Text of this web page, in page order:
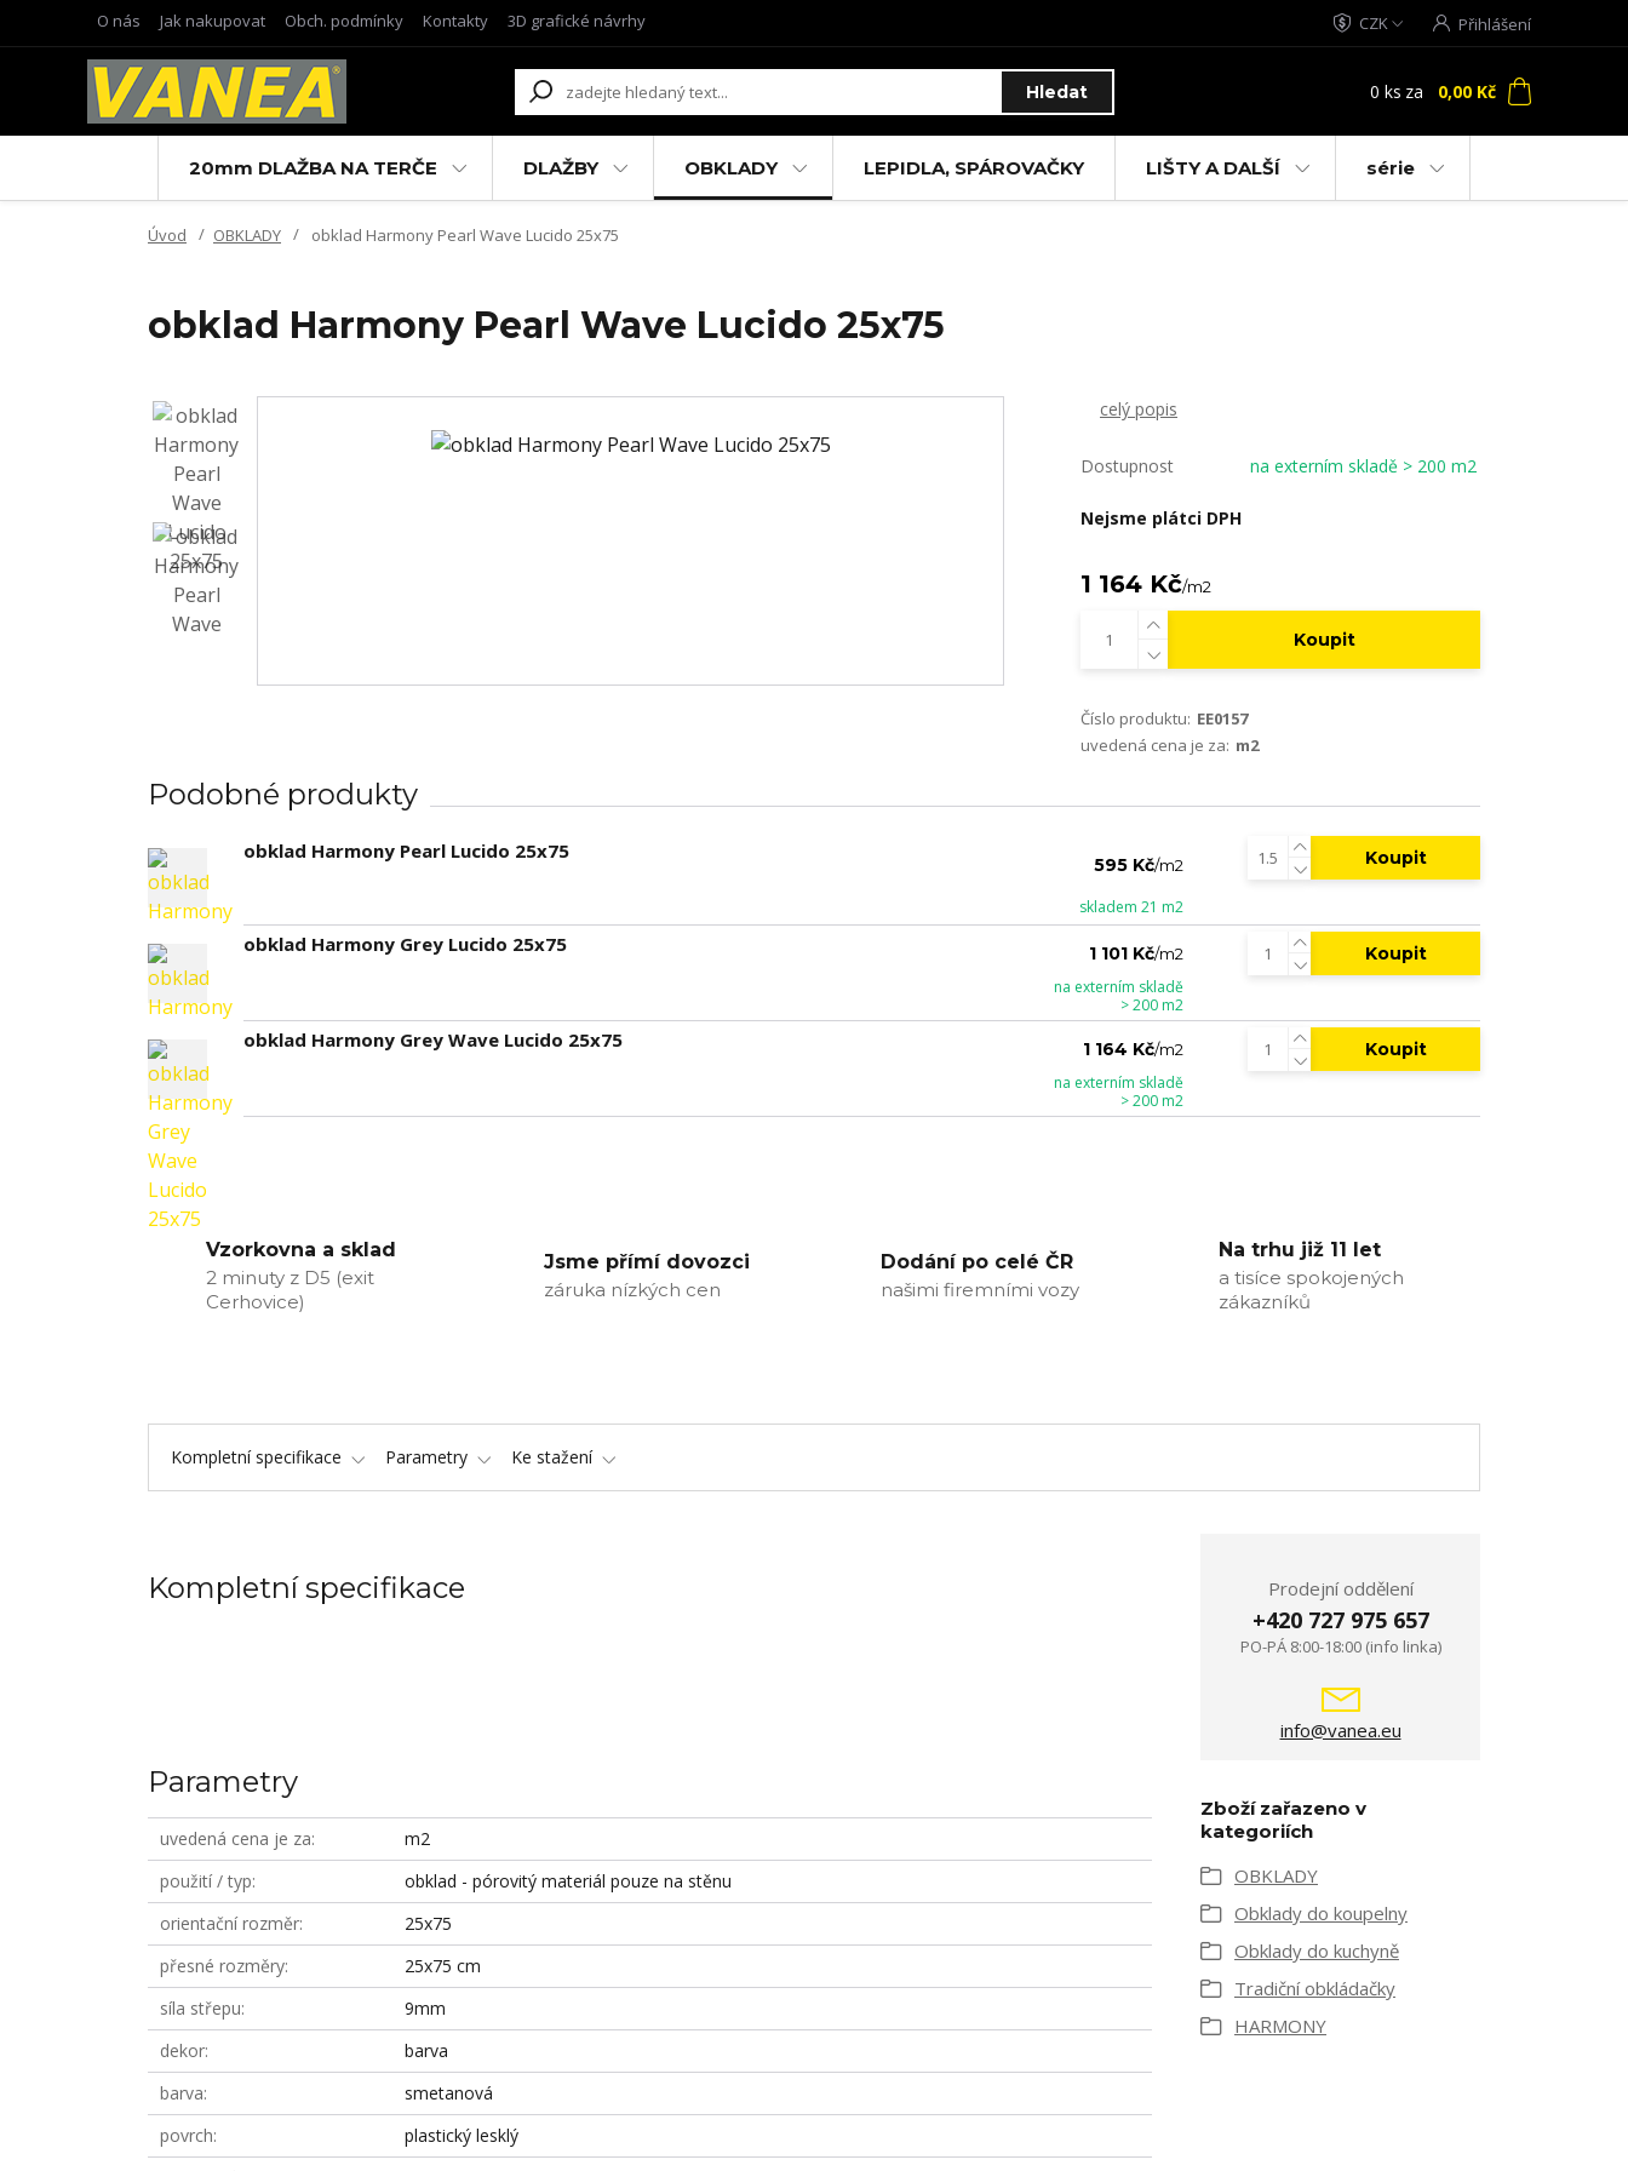
O nás Jak nakupovat Obch. podmínky Kontakty 3D grafické návrhy CZK Přihlášení
Hledat 0 ks za 0,00 Kč
20mm DLAŽBA NA TERČE DLAŽBY OBKLADY LEPIDLA, SPÁROVAČKY LIŠTY A DALŠÍ série
Úvod OBKLADY obklad Harmony Pearl Wave Lucido 25x75
obklad Harmony Pearl Wave Lucido 25x75
celý popis
Dostupnost na externím skladě > 200 m2
Nejsme plátci DPH
1 164 Kč/m2
Koupit
Číslo produktu: EE0157
uvedená cena je za: m2
Podobné produkty
obklad Harmony Pearl Lucido 25x75
595 Kč/m2
skladem 21 m2
Koupit
obklad Harmony Grey Lucido 25x75 1 101 Kč/m2
na externím skladě
> 200 m2
Koupit
obklad Harmony Grey Wave Lucido 25x75 1 164 Kč/m2
na externím skladě
> 200 m2
Koupit
Vzorkovna a sklad
2 minuty z D5 (exit
Cerhovice)
Jsme přímí dovozci
záruka nízkých cen
Dodání po celé ČR
našimi firemními vozy
Na trhu již 11 let
a tisíce spokojených
zákazníků
Kompletní specifikace Parametry Ke stažení
Kompletní specifikace
Parametry
uvedená cena je za
m2
použití / typ
obklad - pórovitý materiál pouze na stěnu
orientační rozměr
25x75
přesné rozměry
25x75 cm
síla střepu
9mm
dekor
barva
barva
smetanová
povrch
plastický lesklý
Prodejní oddělení
+420 727 975 657
PO-PÁ 8:00-18:00 (info linka)
info@vanea.eu
Zboží zařazeno v
kategoriích
OBKLADY
Obklady do koupelny
Obklady do kuchyně
Tradiční obkládačky
HARMONY